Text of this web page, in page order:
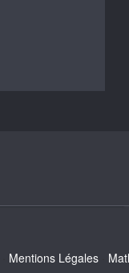
Mentions Légales